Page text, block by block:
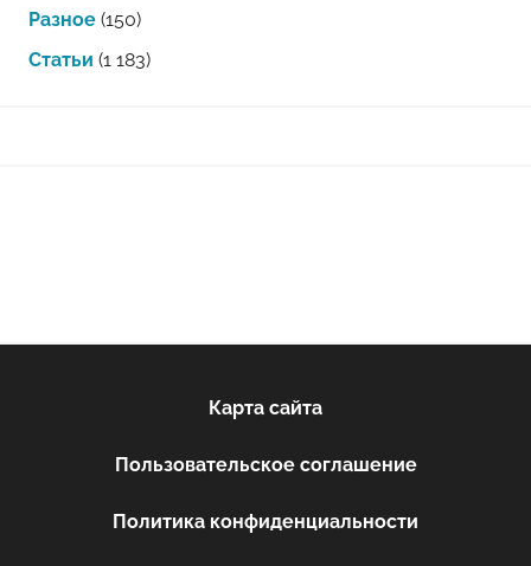
Разное (150)
Статьи (1 183)
Карта сайта
Пользовательское соглашение
Политика конфиденциальности